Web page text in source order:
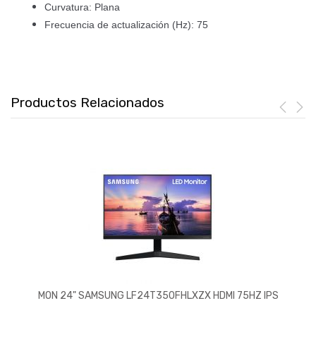
Curvatura: Plana
Frecuencia de actualización (Hz): 75
Productos Relacionados
MON 24" SAMSUNG LF24T350FHLXZX HDMI 75HZ IPS